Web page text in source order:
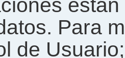
Para
de